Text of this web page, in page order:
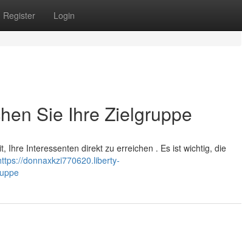
Register Login
Sie Ihre Zielgruppe
Ihre Interessenten direkt zu erreichen . Es ist wichtig, die
donnaxkzi770620.liberty-